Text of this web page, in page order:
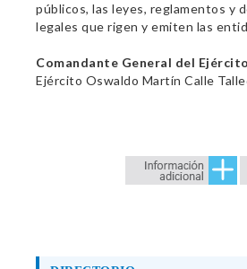
públicos, las leyes, reglamentos y
legales que rigen y emiten las
Comandante General del
Ejército Oswaldo Martín Calle